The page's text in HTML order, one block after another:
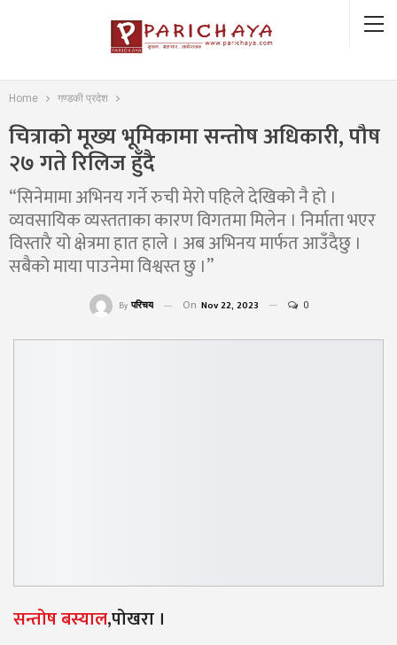
Home गण्डकी प्रदेश
चित्राको मूख्य भूमिकामा सन्तोष अधिकारी, पौष
२७ गते रिलिज हुँदै
“सिनेमामा अभिनय गर्ने रुची मेरो पहिले देखिको नै हो ।
व्यवसायिक व्यस्तताका कारण विगतमा मिलेन । निर्माता भएर
विस्तारै यो क्षेत्रमा हात हाले । अब अभिनय मार्फत आउँदैछु ।
सबैको माया पाउनेमा विश्वस्त छु ।”
By परिचय On Nov 22, 2023 0
सन्तोष बस्याल,पोखरा ।